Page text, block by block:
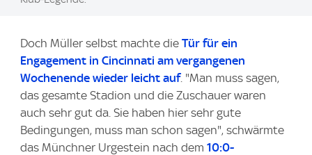
Doch Müller selbst machte die Tür für ein
Engagement in Cincinnati am vergangenen
Wochenende wieder leicht auf. "Man muss sagen,
das gesamte Stadion und die Zuschauer waren
auch sehr gut da. Sie haben hier sehr gute
Bedingungen, muss man schon sagen", schwärmte
das Münchner Urgestein nach dem 10:0-